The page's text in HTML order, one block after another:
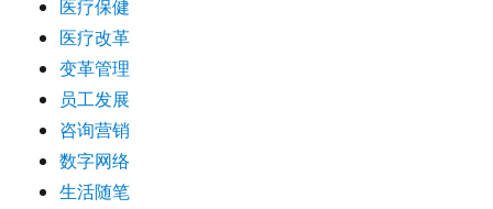
医疗保健
医疗改革
变革管理
员工发展
咨询营销
数字网络
生活随笔